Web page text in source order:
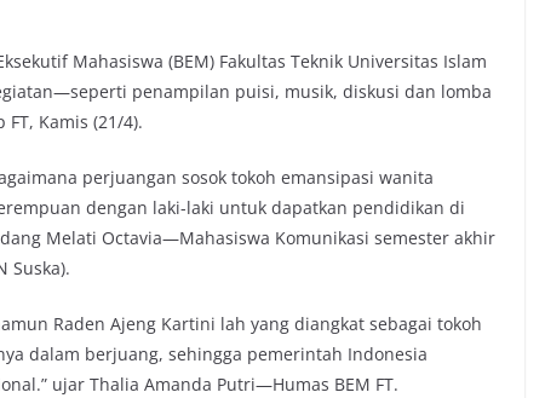
Mahasiswa (BEM) Fakultas Teknik Universitas Islam
penampilan puisi, musik, diskusi dan lomba
Kamis (21/4).
perjuangan sosok tokoh emansipasi wanita
dengan laki-laki untuk dapatkan pendidikan di
Melati Octavia—Mahasiswa Komunikasi semester akhir
Suska).
Raden Ajeng Kartini lah yang diangkat sebagai tokoh
dalam berjuang, sehingga pemerintah Indonesia
ujar Thalia Amanda Putri—Humas BEM FT.